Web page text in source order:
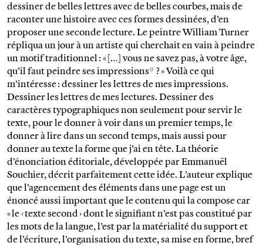
dessiner de belles lettres avec de belles courbes, mais de
raconter une histoire avec ces formes dessinées, d’en
proposer une seconde lecture. Le peintre William Turner
répliqua un jour à un artiste qui cherchait en vain à peindre
un motif traditionnel : « […] vous ne savez pas, à votre âge,
qu’il faut peindre ses impressions9 ? » Voilà ce qui
m’intéresse : dessiner les lettres de mes impressions.
Dessiner les lettres de mes lectures. Dessiner des
caractères typographiques non seulement pour servir le
texte, pour le donner à voir dans un premier temps, le
donner à lire dans un second temps, mais aussi pour
donner au texte la forme que j’ai en tête. La théorie
d’énonciation éditoriale, développée par Emmanuël
Souchier, décrit parfaitement cette idée. L’auteur explique
que l’agencement des éléments dans une page est un
énoncé aussi important que le contenu qui la compose car
« le ‹ texte second › dont le signifiant n’est pas constitué par
les mots de la langue, l’est par la matérialité du support et
de l’écriture, l’organisation du texte, sa mise en forme, bref